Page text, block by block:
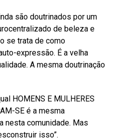
são doutrinados por um
de beleza e
se trata de como
expressão. É a velha
A mesma doutrinação
HOMENS E MULHERES
SE é a mesma
nesta comunidade. Mas
isso”.